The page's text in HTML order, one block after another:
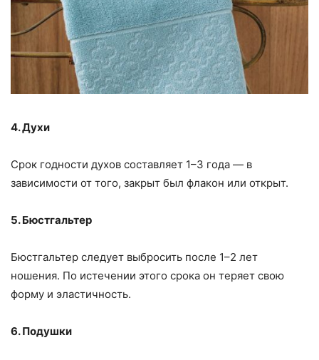
4. Духи
Срок годности духов составляет 1–3 года — в
зависимости от того, закрыт был флакон или открыт.
5. Бюстгальтер
Бюстгальтер следует выбросить после 1–2 лет
ношения. По истечении этого срока он теряет свою
форму и эластичность.
6. Подушки